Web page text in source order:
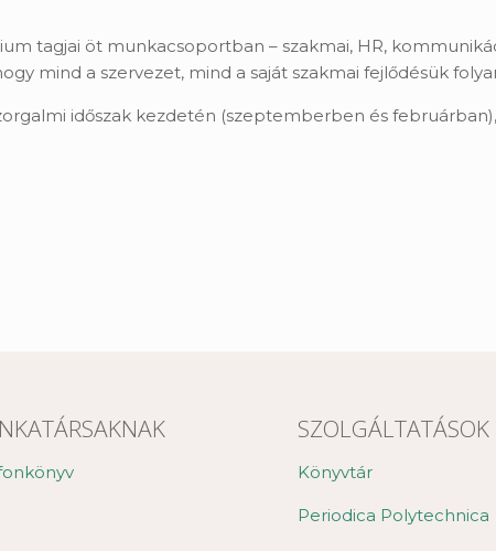
tagjai öt munkacsoportban – szakmai, HR,
mind a szervezet, mind a saját szakmai fejlődésük
időszak kezdetén (szeptemberben és
SZOLGÁLTATÁSOK
Könyvtár
Periodica Polytechnica